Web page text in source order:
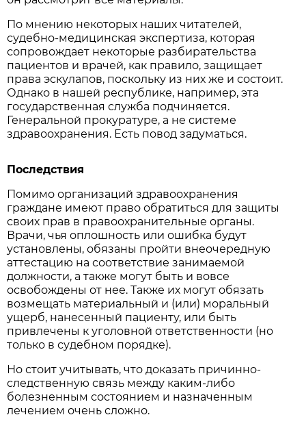
По мнению некоторых наших читателей,
судебно-медицинская экспертиза, которая
сопровождает некоторые разбирательства
пациентов и врачей, как правило, защищает
права эскулапов, поскольку из них же и состоит.
Однако в нашей республике, например, эта
государственная служба подчиняется.
Генеральной прокуратуре, а не системе
здравоохранения. Есть повод задуматься.
Последствия
Помимо организаций здравоохранения
граждане имеют право обратиться для защиты
своих прав в правоохранительные органы.
Врачи, чья оплошность или ошибка будут
установлены, обязаны пройти внеочередную
аттестацию на соответствие занимаемой
должности, а также могут быть и вовсе
освобождены от нее. Также их могут обязать
возмещать материальный и (или) моральный
ущерб, нанесенный пациенту, или быть
привлечены к уголовной ответственности (но
только в судебном порядке).
Но стоит учитывать, что доказать причинно-
следственную связь между каким-либо
болезненным состоянием и назначенным
лечением очень сложно.